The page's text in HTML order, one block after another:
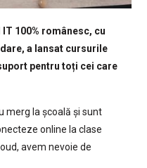
100% românesc, cu
a lansat cursurile
pentru toți cei care
merg la școală și sunt
online la clase
avem nevoie de